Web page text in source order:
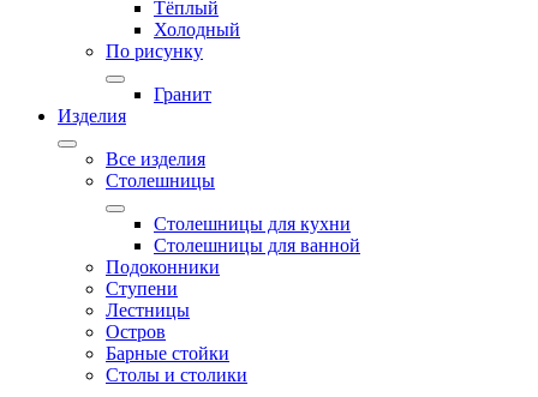
Тёплый
Холодный
По рисунку
Гранит
Изделия
Все изделия
Столешницы
Столешницы для кухни
Столешницы для ванной
Подоконники
Ступени
Лестницы
Остров
Барные стойки
Столы и столики